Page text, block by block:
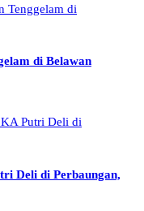
di Belawan
Deli di Perbaungan,